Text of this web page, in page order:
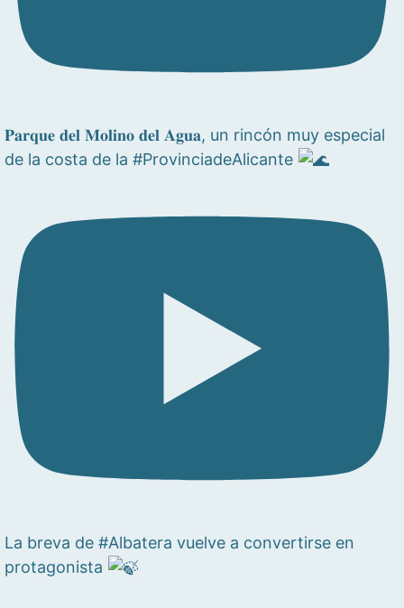
𝐏𝐚𝐫𝐪𝐮𝐞 𝐝𝐞𝐥 𝐌𝐨𝐥𝐢𝐧𝐨 𝐝𝐞𝐥 𝐀𝐠𝐮𝐚, un rincón muy especial
de la costa de la #ProvinciadeAlicante
La breva de #Albatera vuelve a convertirse en
protagonista